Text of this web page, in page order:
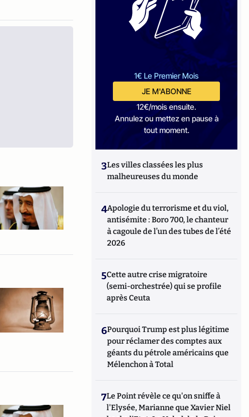
1€ Le Premier Mois
JE M'ABONNE
12€/mois ensuite.
Annulez ou mettez en pause à
tout moment.
3Les villes classées les plus
malheureuses du monde
4Apologie du terrorisme et du viol,
antisémite : Boro 700, le chanteur
à cagoule de l’un des tubes de l’été
2026
5Cette autre crise migratoire
(semi-orchestrée) qui se profile
après Ceuta
6Pourquoi Trump est plus légitime
pour réclamer des comptes aux
géants du pétrole américains que
Mélenchon à Total
7Le Point révèle ce qu'on sniffe à
l'Elysée, Marianne que Xavier Niel